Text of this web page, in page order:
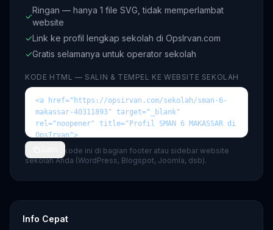
✓
Ringan — hanya 1 file SVG, tidak memperlambat
website
✓Link ke profil lengkap sekolah di OpsIrvan.com
✓Gratis selamanya untuk operator sekolah
KODE HTML — SALIN & TEMPEL KE WEBSITE SEKOLAH
💡 Tempel kode ini di bagian footer atau sidebar website
sekolah Anda (WordPress, Blogspot, Joomla, dsb).
Info Cepat